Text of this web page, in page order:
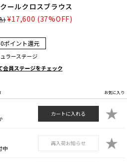
クールクロスブラウス
) ¥17,600 (37%OFF)
ポイント還元
ラーステージ
会員ステージをチェック
お気に入り
カートに入れる ★
中
再入荷お知らせ ★